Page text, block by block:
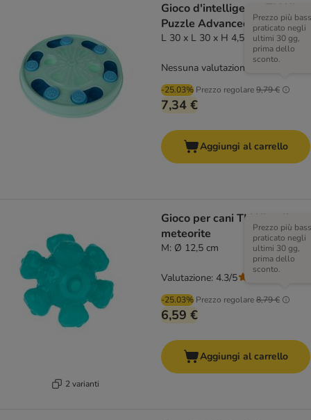
Gioco d'intelligenza TIAKI
Puzzle Advanced
L 30 x L 30 x H 4,5cm
-25.03% Prezzo regolare9,79 €
Prezzo più
praticato negli
ultimi 30 gg,
prima dello
sconto.
7,34 €
Nessuna valutazione
Aggiungi al carrello
2 varianti
Gioco per cani TIAKI palla
meteorite
M: Ø 12,5 cm
-25.03% Prezzo regolare8,79 €
Prezzo più
praticato negli
ultimi 30 gg,
prima dello
sconto.
6,59 €
Valutazione: 4.3/5
Aggiungi al carrello